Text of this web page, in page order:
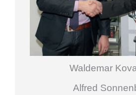
Waldemar
Alfred